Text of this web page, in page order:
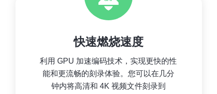
快速燃烧速度
利用 GPU 加速编码技术，实现更快的性
能和更流畅的刻录体验。您可以在几分
钟内将高清和 4K 视频文件刻录到